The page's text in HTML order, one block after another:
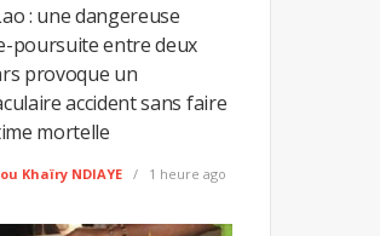
: une dangereuse
poursuite entre deux
provoque un
accident sans faire
mortelle
Khaïry NDIAYE 1 heure ago